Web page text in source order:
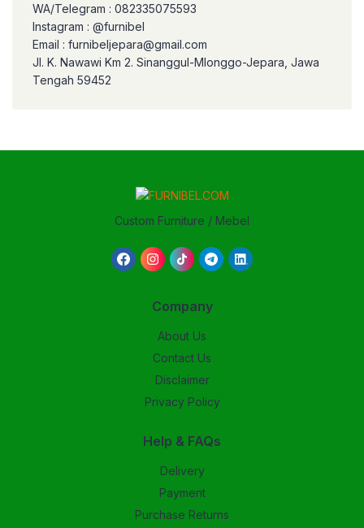
WA/Telegram : 082335075593
Instagram : @furnibel
Email : furnibeljepara@gmail.com
Jl. K. Nawawi Km 2. Sinanggul-Mlonggo-Jepara, Jawa
Tengah 59452
Custom Furniture / Mebel
Company
About Us
Contact Us
Disclaimer
Privacy Policy
Help & FAQs
Delivery
Payment
Purchase Returns